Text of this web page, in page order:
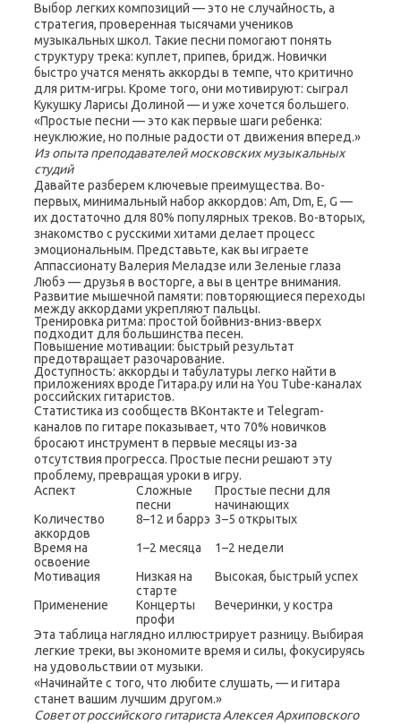
Выбор легких композиций — это не случайность, а
стратегия, проверенная тысячами учеников
музыкальных школ. Такие песни помогают понять
структуру трека: куплет, припев, бридж. Новички
быстро учатся менять аккорды в темпе, что критично
для ритм-игры. Кроме того, они мотивируют: сыграл
Кукушку Ларисы Долиной — и уже хочется большего.
«Простые песни — это как первые шаги ребенка:
неуклюжие, но полные радости от движения вперед.»
Из опыта преподавателей московских музыкальных
студий
Давайте разберем ключевые преимущества. Во-
первых, минимальный набор аккордов: Am, Dm, E, G —
их достаточно для 80% популярных треков. Во-вторых,
знакомство с русскими хитами делает процесс
эмоциональным. Представьте, как вы играете
Аппассионату Валерия Меладзе или Зеленые глаза
Любэ — друзья в восторге, а вы в центре внимания.
Развитие мышечной памяти: повторяющиеся переходы
между аккордами укрепляют пальцы.
Тренировка ритма: простой бойвниз-вниз-вверх
подходит для большинства песен.
Повышение мотивации: быстрый результат
предотвращает разочарование.
Доступность: аккорды и табулатуры легко найти в
приложениях вроде Гитара.ру или на You Tube-каналах
российских гитаристов.
Статистика из сообществ ВКонтакте и Telegram-
каналов по гитаре показывает, что 70% новичков
бросают инструмент в первые месяцы из-за
отсутствия прогресса. Простые песни решают эту
проблему, превращая уроки в игру.
Аспект
Сложные
песни
Простые песни для
начинающих
Количество
аккордов
8–12 и баррэ 3–5 открытых
Время на
освоение
1–2 месяца
1–2 недели
Мотивация
Низкая на
старте
Высокая, быстрый успех
Применение
Концерты
профи
Вечеринки, у костра
Эта таблица наглядно иллюстрирует разницу. Выбирая
легкие треки, вы экономите время и силы, фокусируясь
на удовольствии от музыки.
«Начинайте с того, что любите слушать, — и гитара
станет вашим лучшим другом.»
Совет от российского гитариста Алексея Архиповского